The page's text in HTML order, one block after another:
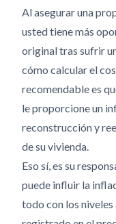
Al asegurar una
usted tiene más
original tras sufrir
cómo calcular el
recomendable es
le proporcione un
reconstrucción y
de su vivienda.
Eso sí, es su
puede influir la
todo con los